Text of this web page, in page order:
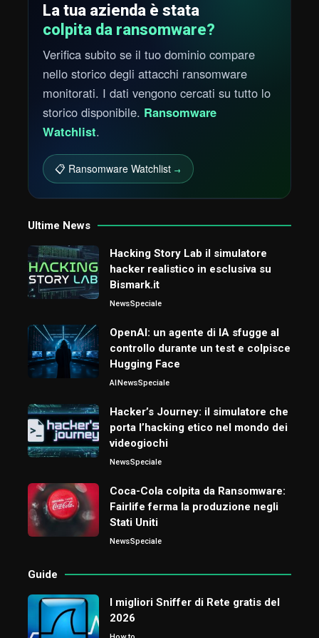
La tua azienda è stata
colpita da ransomware?
Verifica subito se il tuo dominio compare
nello storico degli attacchi ransomware
monitorati. I dati vengono cercati su tutto lo
storico disponibile. Ransomware
Watchlist.
📋 Ransomware Watchlist →
Ultime News
Hacking Story Lab il simulatore
hacker realistico in esclusiva su
Bismark.it
NewsSpeciale
OpenAI: un agente di IA sfugge al
controllo durante un test e colpisce
Hugging Face
AINewsSpeciale
Hacker’s Journey: il simulatore che
porta l’hacking etico nel mondo dei
videogiochi
NewsSpeciale
Coca-Cola colpita da Ransomware:
Fairlife ferma la produzione negli
Stati Uniti
NewsSpeciale
Guide
I migliori Sniffer di Rete gratis del
2026